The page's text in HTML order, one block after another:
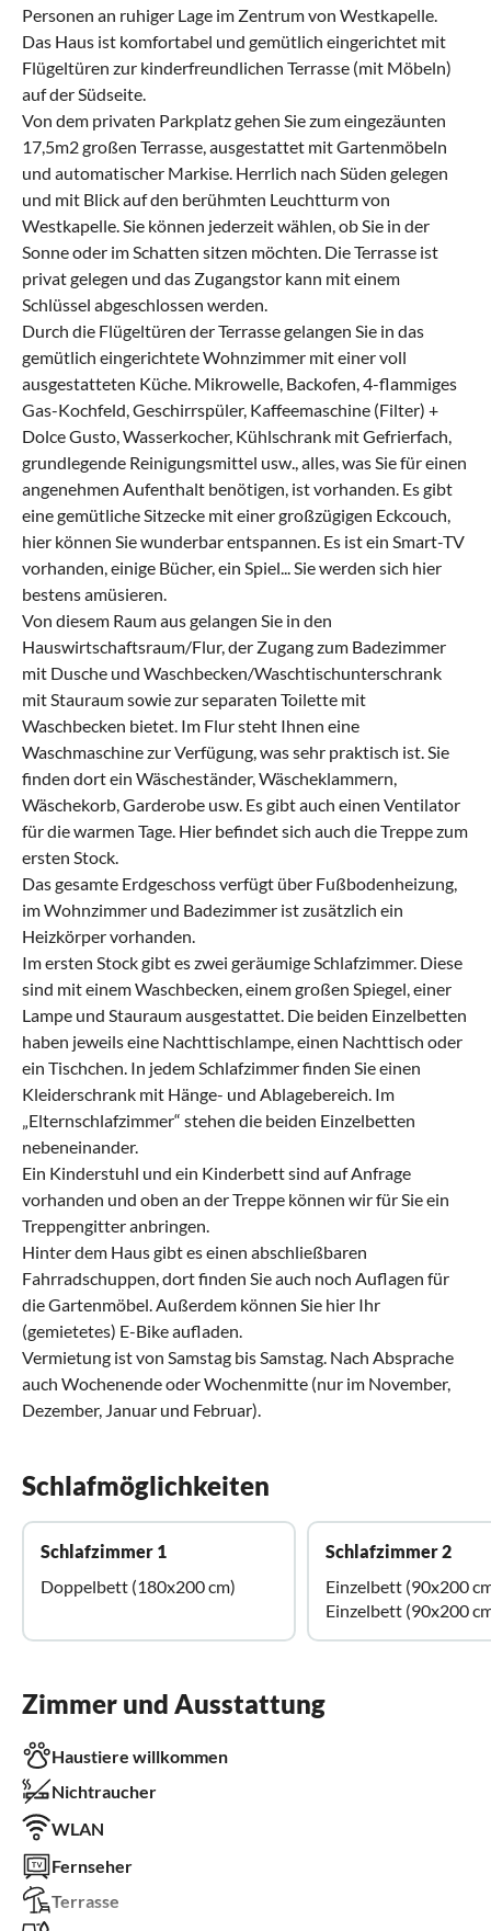
Personen an ruhiger Lage im Zentrum von Westkapelle.
Das Haus ist komfortabel und gemütlich eingerichtet mit
Flügeltüren zur kinderfreundlichen Terrasse (mit Möbeln)
auf der Südseite.
Von dem privaten Parkplatz gehen Sie zum eingezäunten
17,5m2 großen Terrasse, ausgestattet mit Gartenmöbeln
und automatischer Markise. Herrlich nach Süden gelegen
und mit Blick auf den berühmten Leuchtturm von
Westkapelle. Sie können jederzeit wählen, ob Sie in der
Sonne oder im Schatten sitzen möchten. Die Terrasse ist
privat gelegen und das Zugangstor kann mit einem
Schlüssel abgeschlossen werden.
Durch die Flügeltüren der Terrasse gelangen Sie in das
gemütlich eingerichtete Wohnzimmer mit einer voll
ausgestatteten Küche. Mikrowelle, Backofen, 4-flammiges
Gas-Kochfeld, Geschirrspüler, Kaffeemaschine (Filter) +
Dolce Gusto, Wasserkocher, Kühlschrank mit Gefrierfach,
grundlegende Reinigungsmittel usw., alles, was Sie für einen
angenehmen Aufenthalt benötigen, ist vorhanden. Es gibt
eine gemütliche Sitzecke mit einer großzügigen Eckcouch,
hier können Sie wunderbar entspannen. Es ist ein Smart-TV
vorhanden, einige Bücher, ein Spiel... Sie werden sich hier
bestens amüsieren.
Von diesem Raum aus gelangen Sie in den
Hauswirtschaftsraum/Flur, der Zugang zum Badezimmer
mit Dusche und Waschbecken/Waschtischunterschrank
mit Stauraum sowie zur separaten Toilette mit
Waschbecken bietet. Im Flur steht Ihnen eine
Waschmaschine zur Verfügung, was sehr praktisch ist. Sie
finden dort ein Wäscheständer, Wäscheklammern,
Wäschekorb, Garderobe usw. Es gibt auch einen Ventilator
für die warmen Tage. Hier befindet sich auch die Treppe zum
ersten Stock.
Das gesamte Erdgeschoss verfügt über Fußbodenheizung,
im Wohnzimmer und Badezimmer ist zusätzlich ein
Heizkörper vorhanden.
Im ersten Stock gibt es zwei geräumige Schlafzimmer. Diese
sind mit einem Waschbecken, einem großen Spiegel, einer
Lampe und Stauraum ausgestattet. Die beiden Einzelbetten
haben jeweils eine Nachttischlampe, einen Nachttisch oder
ein Tischchen. In jedem Schlafzimmer finden Sie einen
Kleiderschrank mit Hänge- und Ablagebereich. Im
„Elternschlafzimmer“ stehen die beiden Einzelbetten
nebeneinander.
Ein Kinderstuhl und ein Kinderbett sind auf Anfrage
vorhanden und oben an der Treppe können wir für Sie ein
Treppengitter anbringen.
Hinter dem Haus gibt es einen abschließbaren
Fahrradschuppen, dort finden Sie auch noch Auflagen für
die Gartenmöbel. Außerdem können Sie hier Ihr
(gemietetes) E-Bike aufladen.
Vermietung ist von Samstag bis Samstag. Nach Absprache
auch Wochenende oder Wochenmitte (nur im November,
Dezember, Januar und Februar).
Schlafmöglichkeiten
Schlafzimmer 1
Doppelbett (180x200 cm)
Schlafzimmer 2
Einzelbett (90x200
Einzelbett (90x200
Zimmer und Ausstattung
Haustiere willkommen
Nichtraucher
WLAN
Fernseher
Terrasse